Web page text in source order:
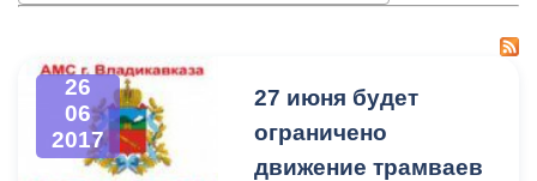
26
06
2017
27 июня будет
ограничено
движение трамваев